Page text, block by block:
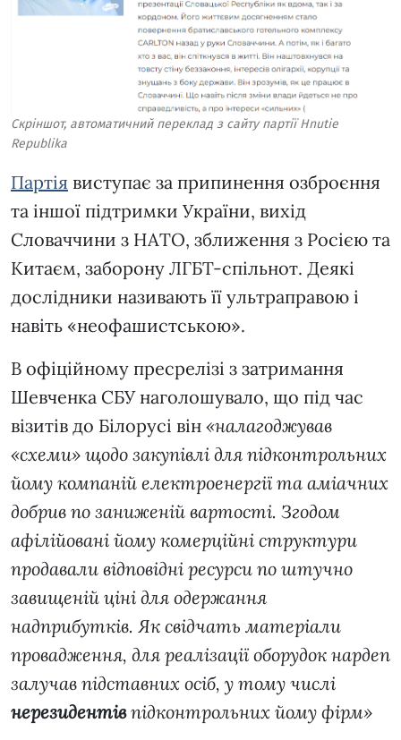
Скріншот, автоматичний переклад з сайту партії Hnutie
Republika
Партія виступає за припинення озброєння
та іншої підтримки України, вихід
Словаччини з НАТО, зближення з Росією та
Китаєм, заборону ЛГБТ-спільнот. Деякі
дослідники називають її ультраправою і
навіть «неофашистською».
В офіційному пресрелізі з затримання
Шевченка СБУ наголошувало, що під час
візитів до Білорусі він «налагоджував
«схеми» щодо закупівлі для підконтрольних
йому компаній електроенергії та аміачних
добрив по заниженій вартості. Згодом
афілійовані йому комерційні структури
продавали відповідні ресурси по штучно
завищеній ціні для одержання
надприбутків. Як свідчать матеріали
провадження, для реалізації оборудок нардеп
залучав підставних осіб, у тому числі
нерезидентівпідконтрольних йому фірм»